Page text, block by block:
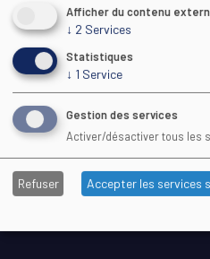
Afficher du contenu
↓ 2 Services
Statistiques
↓ 1 Service
Gestion des services
Activer/désactiver tous les
Refuser Accepter les services